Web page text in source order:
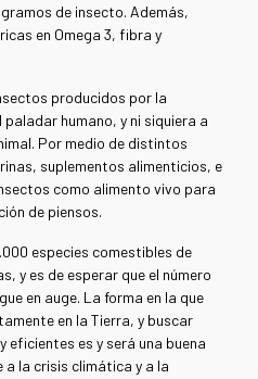
de insecto. Además,
en Omega 3, fibra y
producidos por la
humano, y ni siquiera a
Por medio de distintos
suplementos alimenticios, e
como alimento vivo para
de piensos.
especies comestibles de
y es de esperar que el número
en auge. La forma en la que
en la Tierra, y buscar
es y será una buena
la crisis climática y a la